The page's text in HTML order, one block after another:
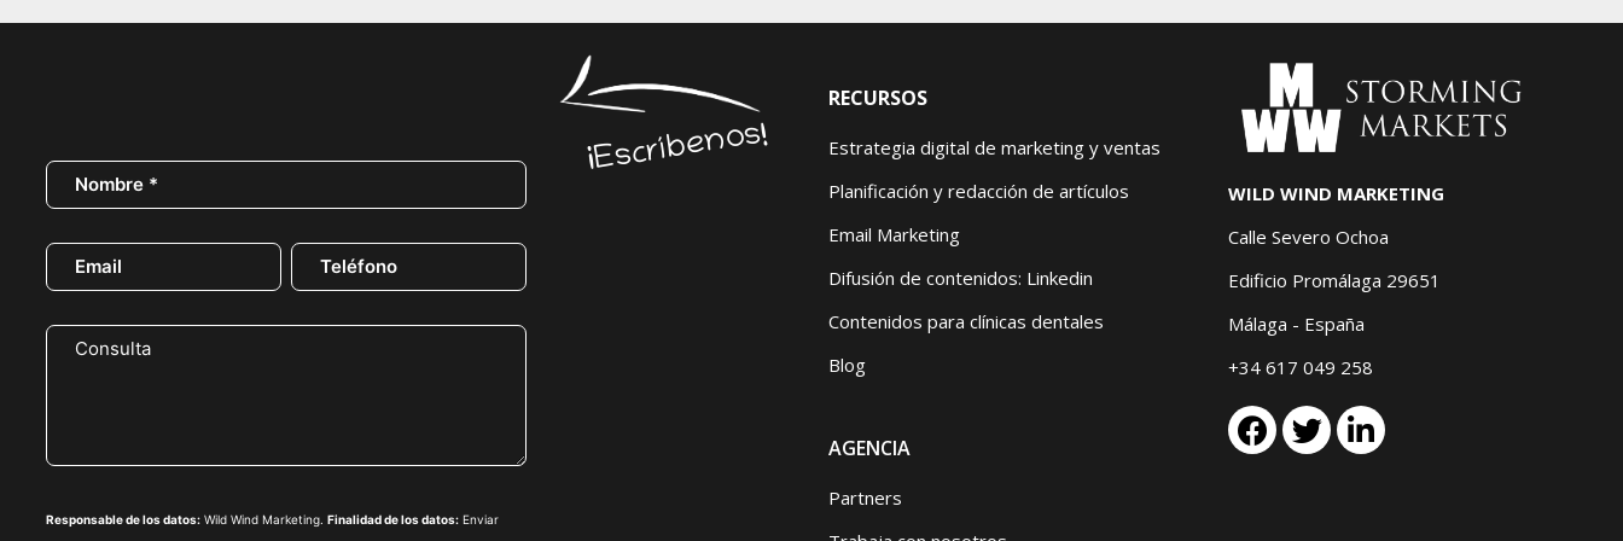
Responsable de los datos: Wild Wind Marketing. Finalidad de los datos: Enviar
¡Escríbenos!
RECURSOS
Estrategia digital de marketing y ventas
Planificación y redacción de artículos
Email Marketing
Difusión de contenidos: Linkedin
Contenidos para clínicas dentales
Blog
AGENCIA
Partners
WILD WIND MARKETING
Calle Severo Ochoa
Edificio Promálaga 29651
Málaga - España
+34 617 049 258